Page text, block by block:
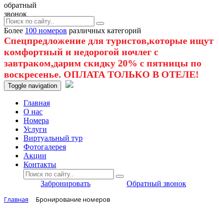
обратный
звонок
Более 100 номеров различных категорий
Спецпредложение для туристов,которые ищут
комфортный и недорогой ночлег с
завтраком,дарим скидку 20% с пятницы по
воскресенье. ОПЛАТА ТОЛЬКО В ОТЕЛЕ!
Toggle navigation
Главная
O нас
Номера
Услуги
Виртуальный тур
Фотогалерея
Акции
Контакты
Забронировать Обратный звонок
Главная Бронирование номеров